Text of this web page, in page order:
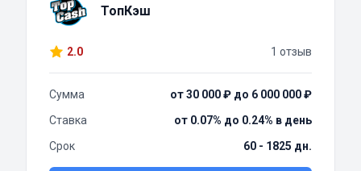
ТопКэш
2.0 1 отзыв
Сумма
от 30 000 ₽ до 6 000 000 ₽
Ставка
от 0.07% до 0.24% в день
Срок
60 - 1825 дн.